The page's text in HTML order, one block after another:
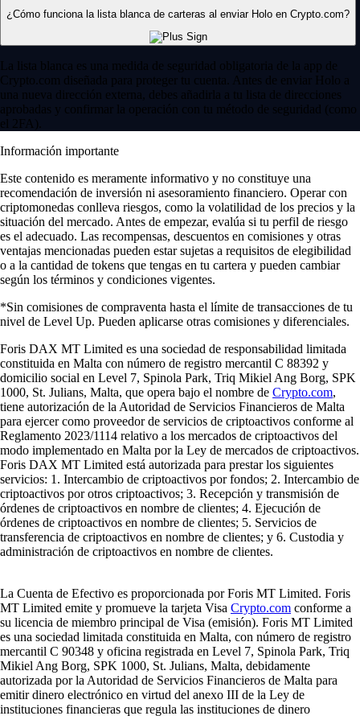
¿Cómo funciona la lista blanca de carteras al enviar Holo en Crypto.com?
La lista blanca es una medida de seguridad obligatoria de la app de
Crypto.com diseñada para proteger tu cuenta. Antes de enviar Holo a
una nueva dirección externa, debes añadirla a tu lista de direcciones
aprobadas y confirmar la operación con tu método de seguridad (como
el 2FA).
Información importante
Este contenido es meramente informativo y no constituye una
recomendación de inversión ni asesoramiento financiero. Operar con
criptomonedas conlleva riesgos, como la volatilidad de los precios y la
situación del mercado. Antes de empezar, evalúa si tu perfil de riesgo
es el adecuado. Las recompensas, descuentos en comisiones y otras
ventajas mencionadas pueden estar sujetas a requisitos de elegibilidad
o a la cantidad de tokens que tengas en tu cartera y pueden cambiar
según los términos y condiciones vigentes.
*Sin comisiones de compraventa hasta el límite de transacciones de tu
nivel de Level Up. Pueden aplicarse otras comisiones y diferenciales.
Foris DAX MT Limited es una sociedad de responsabilidad limitada
constituida en Malta con número de registro mercantil C 88392 y
domicilio social en Level 7, Spinola Park, Triq Mikiel Ang Borg, SPK
1000, St. Julians, Malta, que opera bajo el nombre de Crypto.com,
tiene autorización de la Autoridad de Servicios Financieros de Malta
para ejercer como proveedor de servicios de criptoactivos conforme al
Reglamento 2023/1114 relativo a los mercados de criptoactivos del
modo implementado en Malta por la Ley de mercados de criptoactivos.
Foris DAX MT Limited está autorizada para prestar los siguientes
servicios: 1. Intercambio de criptoactivos por fondos; 2. Intercambio de
criptoactivos por otros criptoactivos; 3. Recepción y transmisión de
órdenes de criptoactivos en nombre de clientes; 4. Ejecución de
órdenes de criptoactivos en nombre de clientes; 5. Servicios de
transferencia de criptoactivos en nombre de clientes; y 6. Custodia y
administración de criptoactivos en nombre de clientes.
La Cuenta de Efectivo es proporcionada por Foris MT Limited. Foris
MT Limited emite y promueve la tarjeta Visa Crypto.com conforme a
su licencia de miembro principal de Visa (emisión). Foris MT Limited
es una sociedad limitada constituida en Malta, con número de registro
mercantil C 90348 y oficina registrada en Level 7, Spinola Park, Triq
Mikiel Ang Borg, SPK 1000, St. Julians, Malta, debidamente
autorizada por la Autoridad de Servicios Financieros de Malta para
emitir dinero electrónico en virtud del anexo III de la Ley de
instituciones financieras que regula las instituciones de dinero